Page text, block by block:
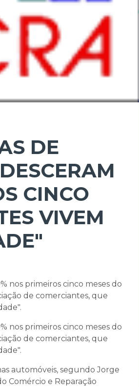
DE
CINCO
VIVEM
nos primeiros cinco meses do
de comerciantes, que
nos primeiros cinco meses do
de comerciantes, que
automóveis, segundo Jorge
Comércio e Reparação